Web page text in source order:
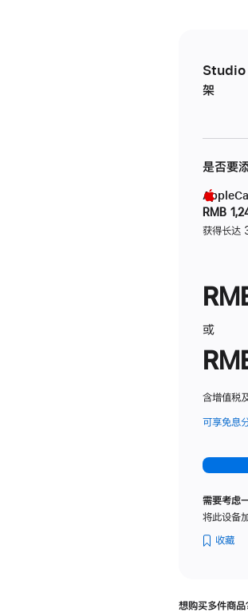
Studio
架
是否要
RMB
获得长达
或
含增值税
可享免息
需要考虑
将此设备
收藏
想购买多件商品